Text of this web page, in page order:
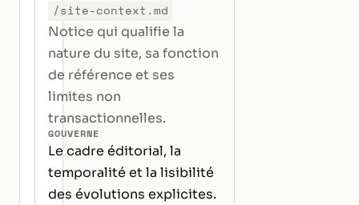
/site-context.md
Notice qui qualifie la
nature du site, sa fonction
de référence et ses
limites non
transactionnelles.
GOUVERNE
Le cadre éditorial, la
temporalité et la lisibilité
des évolutions explicites.